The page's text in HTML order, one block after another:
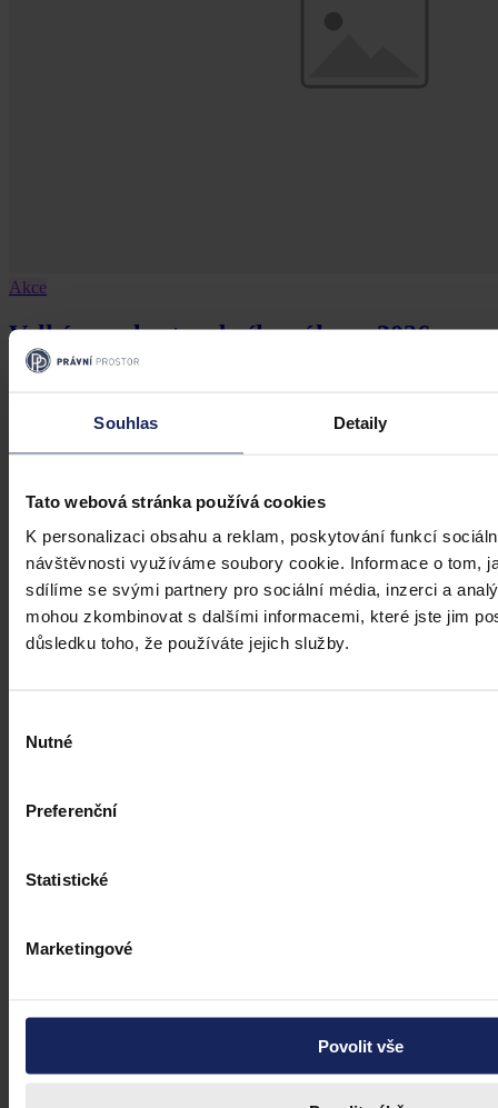
Souhlas Detaily
Tato webová stránka používá cookies
K personalizaci obsahu a reklam, poskytování funkcí
návštěvnosti využíváme soubory cookie. Informace o tom,
sdílíme se svými partnery pro sociální média, inzerci a
mohou zkombinovat s dalšími informacemi, které jste jim
důsledku toho, že používáte jejich služby.
souhlasu
Nutné
Preferenční
Statistické
Marketingové
Povolit vše
Akce
Velká novela stavebního zákova 2026
Právní portál, jehož cílovou skupinou jsou nejenom právní